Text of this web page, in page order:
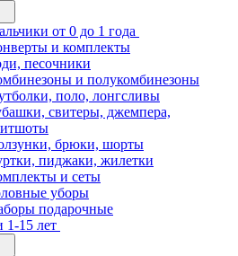
от 0 до 1 года
и комплекты
песочники
и полукомбинезоны
поло, лонгсливы
свитеры, джемпера,
брюки, шорты
пиджаки, жилетки
и сеты
уборы
подарочные
1-15 лет